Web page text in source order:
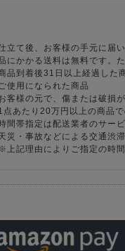
立て後、お客様の手元に届
にかかる送料は無料です。
品到着後31日以上経過した
使用になられた商品
客様の元で、傷または破損
点あたり20万円以上の商品
間帯指定は配送業者のサー
災・事故などによる交通渋
※上記理由によりご指定の時